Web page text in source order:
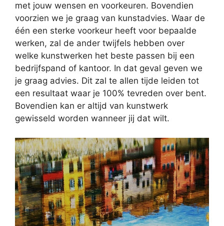
met jouw wensen en voorkeuren. Bovendien
voorzien we je graag van kunstadvies. Waar de
één een sterke voorkeur heeft voor bepaalde
werken, zal de ander twijfels hebben over
welke kunstwerken het beste passen bij een
bedrijfspand of kantoor. In dat geval geven we
je graag advies. Dit zal te allen tijde leiden tot
een resultaat waar je 100% tevreden over bent.
Bovendien kan er altijd van kunstwerk
gewisseld worden wanneer jij dat wilt.